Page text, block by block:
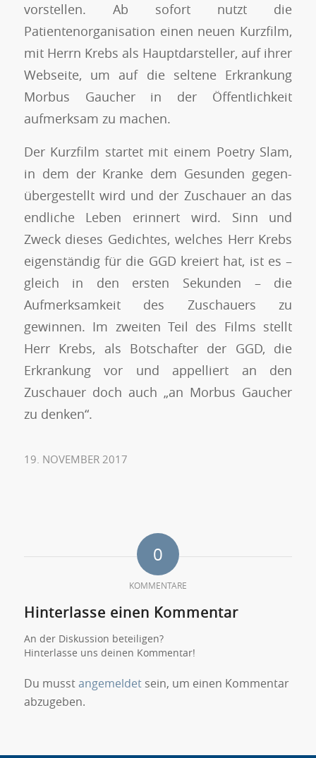
vorstellen. Ab sofort nutzt die
Patientenorganisation einen neuen Kurzfilm,
mit Herrn Krebs als Hauptdarsteller, auf ihrer
Webseite, um auf die seltene Erkrankung
Morbus Gaucher in der Öffentlichkeit
aufmerksam zu machen.
Der Kurzfilm startet mit einem Poetry Slam,
in dem der Kranke dem Gesunden gegen-
übergestellt wird und der Zuschauer an das
endliche Leben erinnert wird. Sinn und
Zweck dieses Gedichtes, welches Herr Krebs
eigenständig für die GGD kreiert hat, ist es –
gleich in den ersten Sekunden – die
Aufmerksamkeit des Zuschauers zu
gewinnen. Im zweiten Teil des Films stellt
Herr Krebs, als Botschafter der GGD, die
Erkrankung vor und appelliert an den
Zuschauer doch auch „an Morbus Gaucher
zu denken“.
19. NOVEMBER 2017
0
KOMMENTARE
Hinterlasse einen Kommentar
An der Diskussion beteiligen?
Hinterlasse uns deinen Kommentar!
Du musstangemeldetsein, um einen Kommentar
abzugeben.